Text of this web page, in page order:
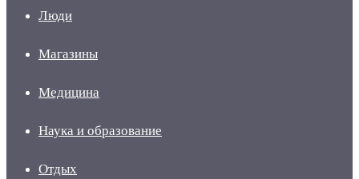
Люди
Магазины
Медицина
Наука и образование
Отдых